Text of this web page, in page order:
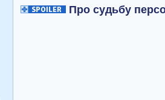
Про судьбу